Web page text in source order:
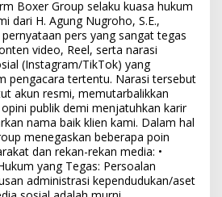
Boxer Group selaku kuasa hukum
dari H. Agung Nugroho, S.E.,
pers yang sangat tegas
video, Reel, serta narasi
(Instagram/TikTok) yang
pengacara tertentu. Narasi tersebut
akun resmi, memutarbalikkan
publik demi menjatuhkan karir
nama baik klien kami. Dalam hal
menegaskan beberapa poin
dan rekan-rekan media: •
yang Tegas: Persoalan
administrasi kependudukan/aset